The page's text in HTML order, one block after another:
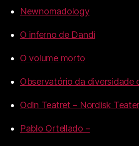
Newnomadology
O inferno de Dandi
O volume morto
Observatório da diversidade
Odin Teatret – Nordisk
Pablo Ortellado –